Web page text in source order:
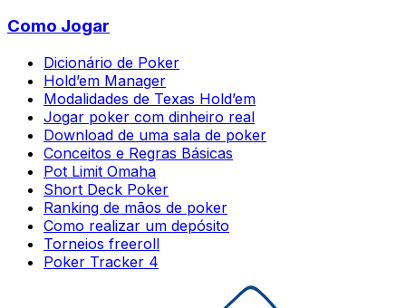
Como Jogar
Dicionário de Poker
Hold’em Manager
Modalidades de Texas Hold’em
Jogar poker com dinheiro real
Download de uma sala de poker
Conceitos e Regras Básicas
Pot Limit Omaha
Short Deck Poker
Ranking de mãos de poker
Como realizar um depósito
Torneios freeroll
Poker Tracker 4